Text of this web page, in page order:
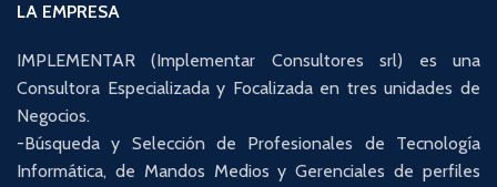
LA EMPRESA
IMPLEMENTAR (Implementar Consultores srl) es una
Consultora Especializada y Focalizada en tres unidades de
Negocios.
-Búsqueda y Selección de Profesionales de Tecnología
Informática, de Mandos Medios y Gerenciales de perfiles